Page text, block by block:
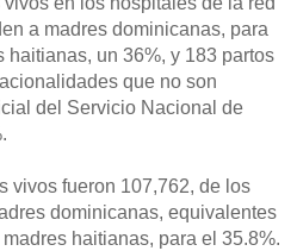
a madres dominicanas, para
haitianas, un 36%, y 183 partos
que no son
del Servicio Nacional de
vivos fueron 107,762, de los
dominicanas, equivalentes
haitianas, para el 35.8%.